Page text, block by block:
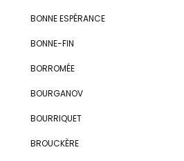
BONNE ESPÉRANCE
BONNE-FIN
BORROMÉE
BOURGANOV
BOURRIQUET
BROUCKÈRE